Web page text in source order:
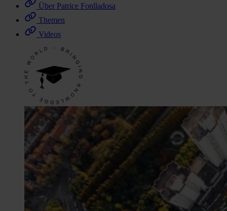
Über Patrice Fonlladosa
Themen
Videos